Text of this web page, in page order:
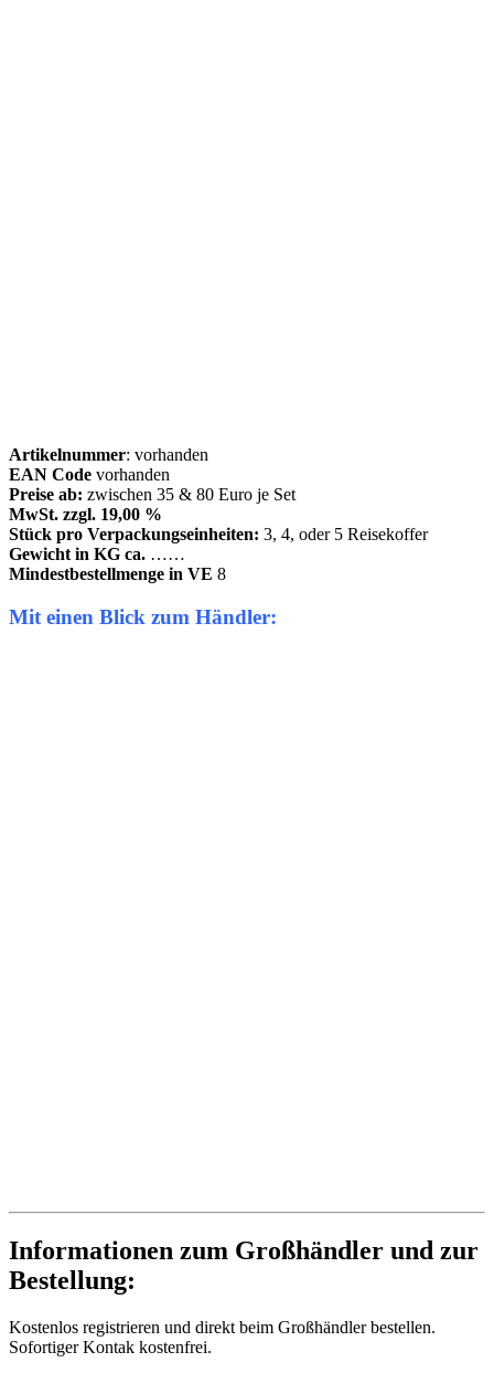
Artikelnummer: vorhanden
EAN Code vorhanden
Preise ab: zwischen 35 & 80 Euro je Set
MwSt. zzgl. 19,00 %
Stück pro Verpackungseinheiten: 3, 4, oder 5 Reisekoffer
Gewicht in KG ca. ……
Mindestbestellmenge in VE 8
Mit einen Blick zum Händler:
Informationen zum Großhändler und zur
Bestellung:
Kostenlos registrieren und direkt beim Großhändler bestellen.
Sofortiger Kontak kostenfrei.